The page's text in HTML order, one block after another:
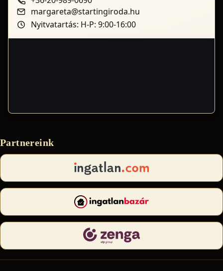
margareta@startingiroda.hu
Nyitvatartás: H-P: 9:00-16:00
Partnereink